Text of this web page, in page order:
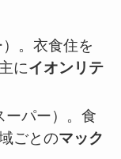
。衣食住を
にイオンリテ
ーパー）。食
ごとのマック